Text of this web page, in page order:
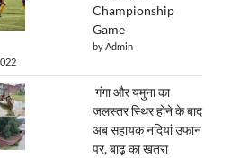
Championship
Game
by Admin
गंगा और यमुना का
जलस्तर स्थिर होने के बाद
अब सहायक नदियां उफान
पर, बाढ़ का खतरा